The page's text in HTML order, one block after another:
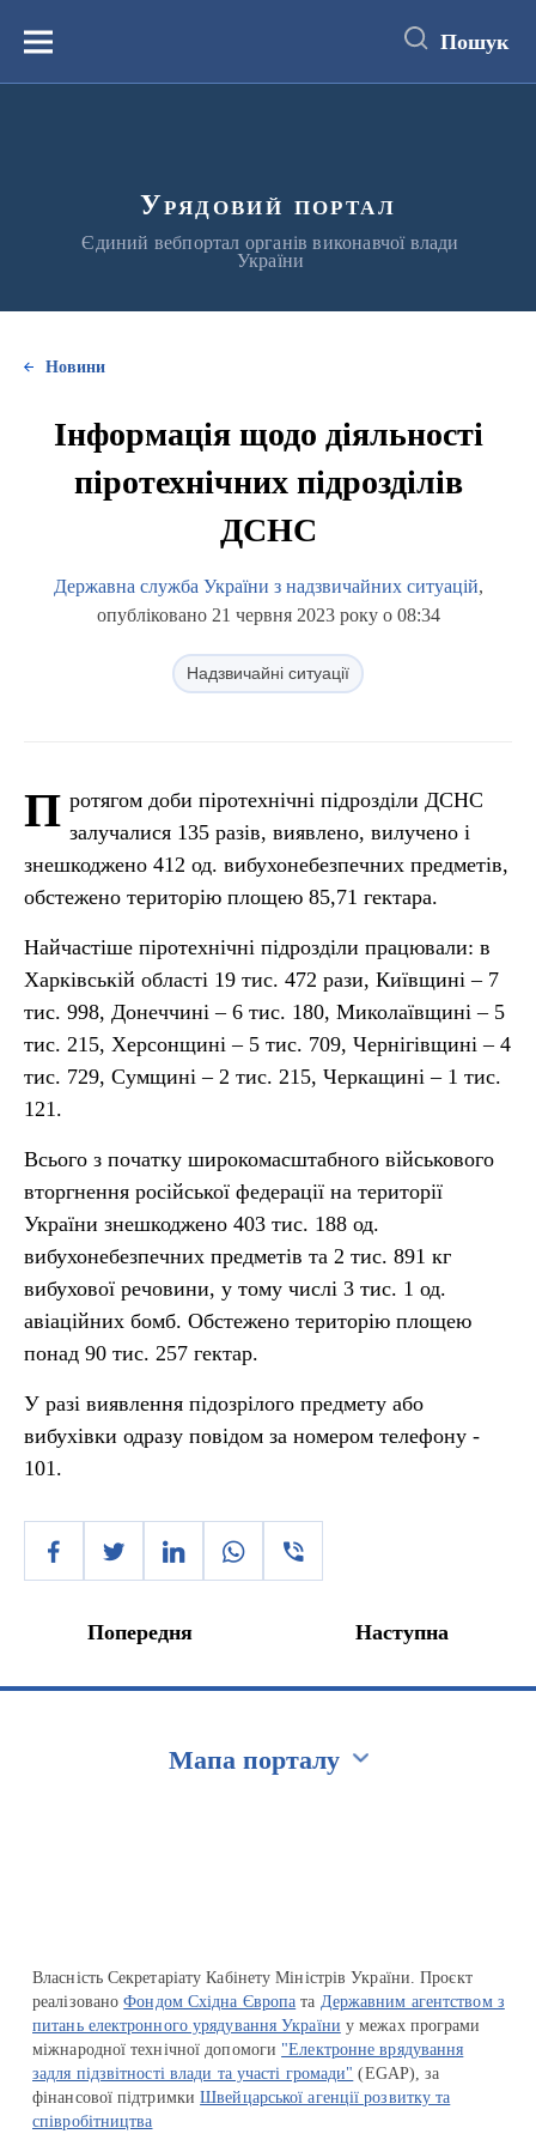
вмістуМеню Пошук
Урядовий портал
Єдиний вебпортал органів виконавчої влади
України
Новини
Інформація щодо діяльності
піротехнічних підрозділів
ДСНС
Державна служба України з надзвичайних ситуацій,
опубліковано 21 червня 2023 року о 08:34
Надзвичайні ситуації
П ротягом доби піротехнічні підрозділи ДСНС
залучалися 135 разів, виявлено, вилучено і
знешкоджено 412 од. вибухонебезпечних предметів,
обстежено територію площею 85,71 гектара.
Найчастіше піротехнічні підрозділи працювали: в
Харківській області 19 тис. 472 рази, Київщині – 7
тис. 998, Донеччині – 6 тис. 180, Миколаївщині – 5
тис. 215, Херсонщині – 5 тис. 709, Чернігівщині – 4
тис. 729, Сумщині – 2 тис. 215, Черкащині – 1 тис.
121.
Всього з початку широкомасштабного військового
вторгнення російської федерації на території
України знешкоджено 403 тис. 188 од.
вибухонебезпечних предметів та 2 тис. 891 кг
вибухової речовини, у тому числі 3 тис. 1 од.
авіаційних бомб. Обстежено територію площею
понад 90 тис. 257 гектар.
У разі виявлення підозрілого предмету або
вибухівки одразу повідом за номером телефону -
101.
Попередня Наступна
Мапа порталу
Власність Секретаріату Кабінету Міністрів України. Проєкт
реалізованоФондом Східна Європа та Державним агентством з
питань електронного урядування України у межах програми
міжнародної технічної допомоги "Електронне врядування
задля підзвітності влади та участі громади" (EGAP), за
фінансової підтримкиШвейцарської агенції розвитку та
співробітництва